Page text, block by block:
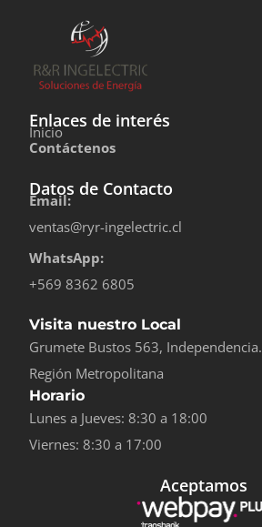
Enlaces de interés
Inicio
Contáctenos
Datos de Contacto
Email:
ventas@ryr-ingelectric.cl
WhatsApp:
+569 8362 6805
Visita nuestro Local
Grumete Bustos 563, Independencia.
Región Metropolitana
Horario
Lunes a Jueves: 8:30 a 18:00
Viernes: 8:30 a 17:00
Aceptamos